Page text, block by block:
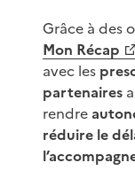
Grâce à des
(Ouvre une
(Ouvre une
Mon Récap
avec les
partenaires
rendre
réduire le